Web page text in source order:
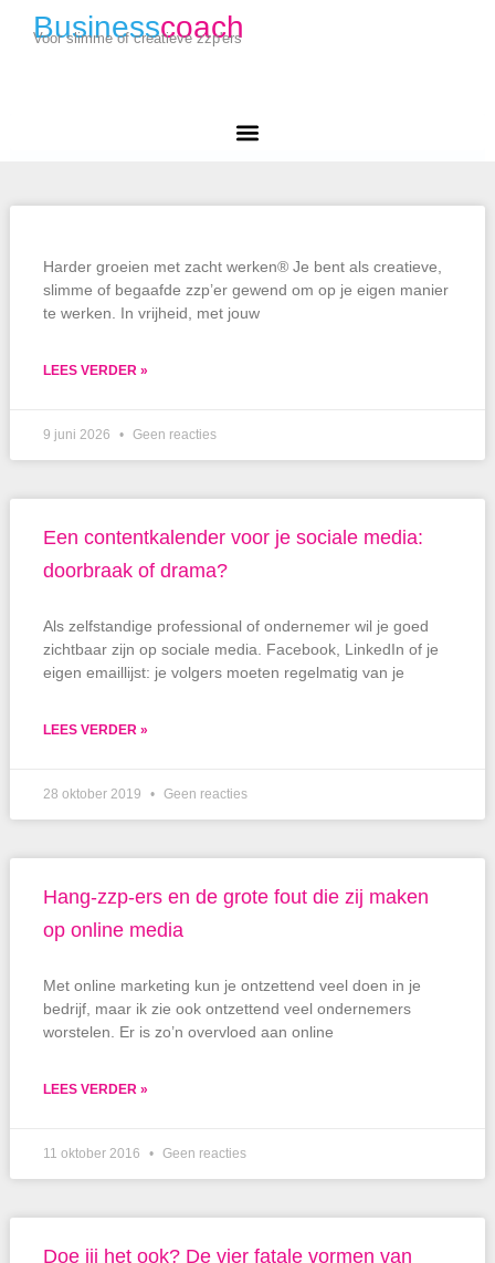
Businesscoach
Voor slimme of creatieve zzp'ers
Harder groeien met zacht werken® Je bent als creatieve,
slimme of begaafde zzp’er gewend om op je eigen manier
te werken. In vrijheid, met jouw
LEES VERDER »
9 juni 2026 Geen reacties
Een contentkalender voor je sociale media:
doorbraak of drama?
Als zelfstandige professional of ondernemer wil je goed
zichtbaar zijn op sociale media. Facebook, LinkedIn of je
eigen emaillijst: je volgers moeten regelmatig van je
LEES VERDER »
28 oktober 2019 Geen reacties
Hang-zzp-ers en de grote fout die zij maken
op online media
Met online marketing kun je ontzettend veel doen in je
bedrijf, maar ik zie ook ontzettend veel ondernemers
worstelen. Er is zo’n overvloed aan online
LEES VERDER »
11 oktober 2016 Geen reacties
Doe jij het ook? De vier fatale vormen van